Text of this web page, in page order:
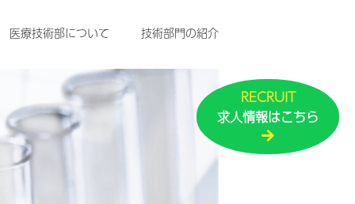
医療技術部について 技術部門の紹介
RECRUIT
求人情報はこちら